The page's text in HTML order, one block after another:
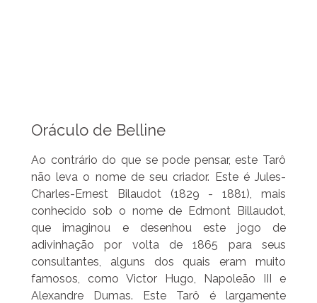
Oráculo de Belline
Ao contrário do que se pode pensar, este Tarô
não leva o nome de seu criador. Este é Jules-
Charles-Ernest Bilaudot (1829 - 1881), mais
conhecido sob o nome de Edmont Billaudot,
que imaginou e desenhou este jogo de
adivinhação por volta de 1865 para seus
consultantes, alguns dos quais eram muito
famosos, como Victor Hugo, Napoleão III e
Alexandre Dumas. Este Tarô é largamente